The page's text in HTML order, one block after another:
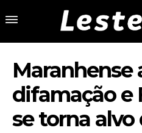
Maranhense
difamação e
se torna